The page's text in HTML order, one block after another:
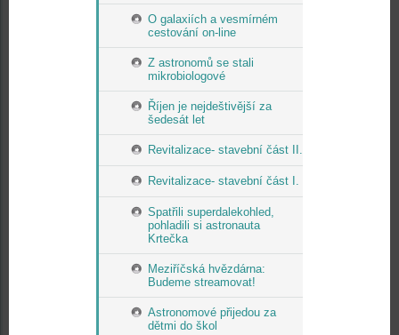
O galaxiích a vesmírném
cestování on-line
Z astronomů se stali
mikrobiologové
Říjen je nejdeštivější za
šedesát let
Revitalizace- stavební část II.
Revitalizace- stavební část I.
Spatřili superdalekohled,
pohladili si astronauta
Krtečka
Meziříčská hvězdárna:
Budeme streamovat!
Astronomové přijedou za
dětmi do škol